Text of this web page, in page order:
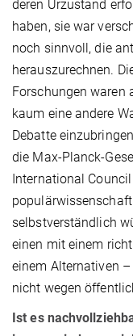
deren Urzustand
haben, sie war
noch sinnvoll, die
herauszurechnen.
Forschungen waren
kaum eine andere
Debatte
die Max-Planck-
International
selbstverständlich
einen mit einem
einem Alternativen
nicht wegen
Ist es